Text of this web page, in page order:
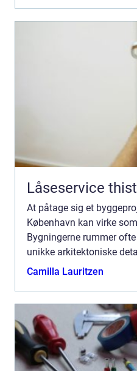
Låseservice
At påtage sig et
København kan virke
Bygningerne rummer
unikke arkitektoniske
hensyn til. entreprenør
Camilla Lauritzen